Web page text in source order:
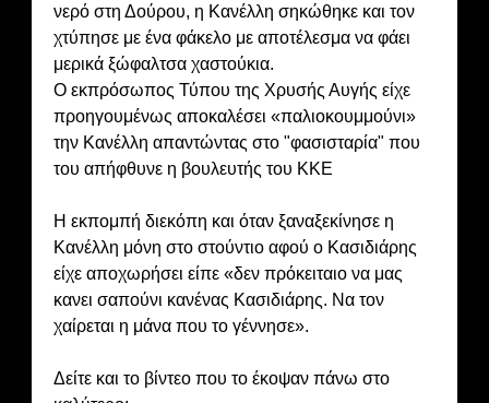
νερό στη Δούρου, η Κανέλλη σηκώθηκε και τον
χτύπησε με ένα φάκελο με αποτέλεσμα να φάει
μερικά ξώφαλτσα χαστούκια.
Ο εκπρόσωπος Τύπου της Χρυσής Αυγής είχε
προηγουμένως αποκαλέσει «παλιοκουμμούνι»
την Κανέλλη απαντώντας στο "φασισταρία" που
του απήφθυνε η βουλευτής του ΚΚΕ
Η εκπομπή διεκόπη και όταν ξαναξεκίνησε η
Κανέλλη μόνη στο στούντιο αφού ο Κασιδιάρης
είχε αποχωρήσει είπε «δεν πρόκειταιο να μας
κανει σαπούνι κανένας Κασιδιάρης. Να τον
χαίρεται η μάνα που το γέννησε».
Δείτε και το βίντεο που το έκοψαν πάνω στο